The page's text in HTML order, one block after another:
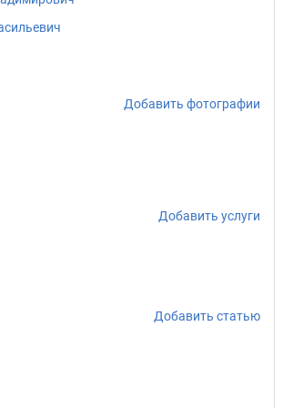
Добавить фотографии
Добавить услуги
Добавить статью